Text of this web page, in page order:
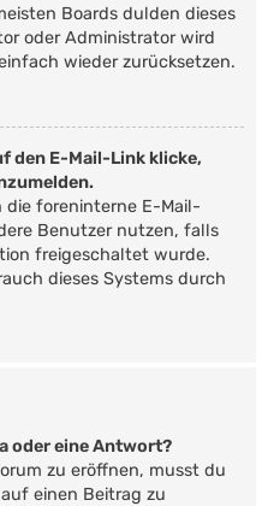
Boards dulden dieses
oder Administrator wird
wieder zurücksetzen.
den E-Mail-Link klicke,
foreninterne E-Mail-
Benutzer nutzen, falls
freigeschaltet wurde.
dieses Systems durch
oder eine Antwort?
zu eröffnen, musst du
einen Beitrag zu